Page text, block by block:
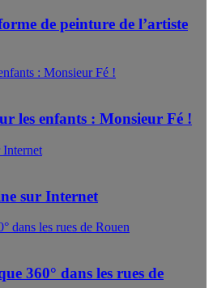
de peinture de l’artiste
: Monsieur Fé !
les enfants : Monsieur Fé !
Internet
sur Internet
dans les rues de Rouen
360° dans les rues de